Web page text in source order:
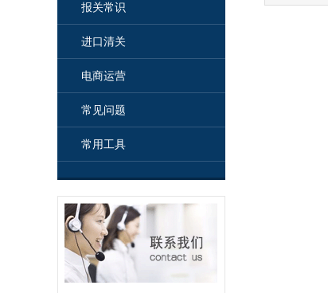
报关常识
进口清关
电商运营
常见问题
常用工具